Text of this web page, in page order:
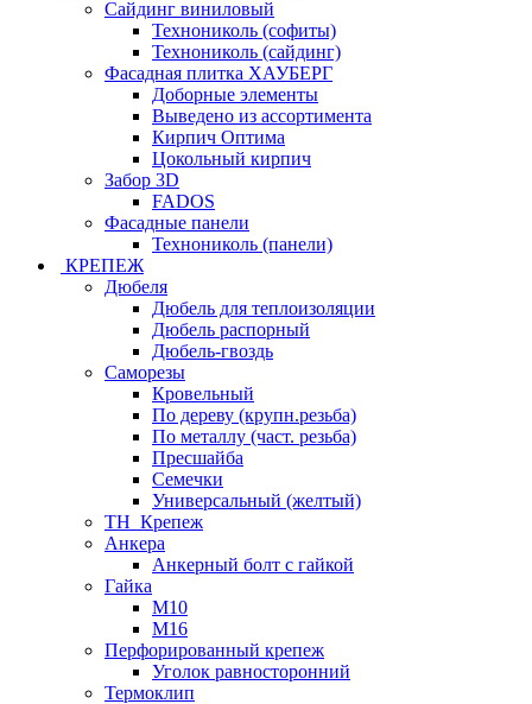
Сайдинг виниловый
Технониколь (софиты)
Технониколь (сайдинг)
Фасадная плитка ХАУБЕРГ
Доборные элементы
Выведено из ассортимента
Кирпич Оптима
Цокольный кирпич
Забор 3D
FADOS
Фасадные панели
Технониколь (панели)
КРЕПЕЖ
Дюбеля
Дюбель для теплоизоляции
Дюбель распорный
Дюбель-гвоздь
Саморезы
Кровельный
По дереву (крупн.резьба)
По металлу (част. резьба)
Пресшайба
Семечки
Универсальный (желтый)
ТН_Крепеж
Анкера
Анкерный болт с гайкой
Гайка
М10
М16
Перфорированный крепеж
Уголок равносторонний
Термоклип